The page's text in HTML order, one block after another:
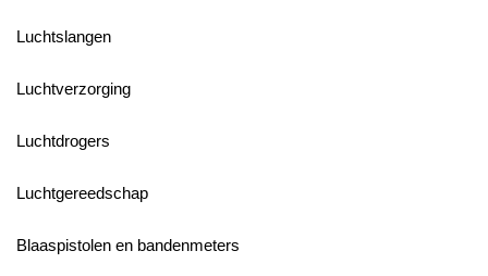
Luchtslangen
Luchtverzorging
Luchtdrogers
Luchtgereedschap
Blaaspistolen en bandenmeters